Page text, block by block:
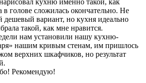
в голове сложилась окончательно. Не
дешевый вариант, но кухня идеально
такой, как мне нравится.
нам установили нашу кухню-
нашим кривым стенам, им пришлось
верхних шкафчиков, но результат
Рекомендую!